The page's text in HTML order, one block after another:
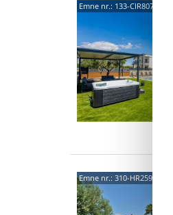
Emne nr.: 133-CIR807
Emne nr.: 310-HR2590.620.1